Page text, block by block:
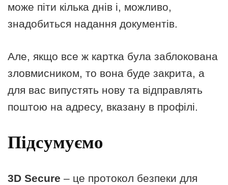
може піти кілька днів і, можливо,
знадобиться надання документів.
Але, якщо все ж картка була заблокована
зловмисником, то вона буде закрита, а
для вас випустять нову та відправлять
поштою на адресу, вказану в профілі.
Підсумуємо
3D Secure – це протокол безпеки для